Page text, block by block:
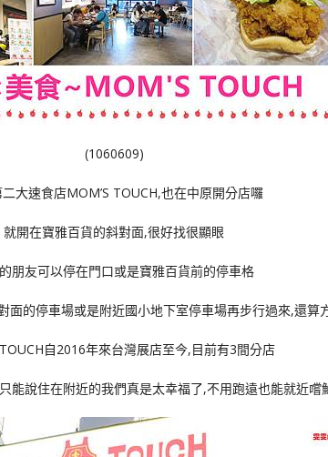
(1060609)
大速食店MOM’S TOUCH,也在中原開分店囉
就開在寶雅百貨的斜對面,很好找很顯眼
朋友可以停在門口或是寶雅百貨前的停車格
面的停車場或是附近國小地下室停車場再步行過來,還算
自2016年來台灣展店至今,目前有3間分店
能說住在附近的我們真是太幸福了,不用跑遠也能就近嚐